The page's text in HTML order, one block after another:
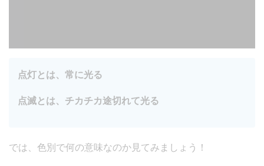
点灯とは、常に光る
点滅とは、チカチカ途切れて光る
では、色別で何の意味なのか見てみましょう！